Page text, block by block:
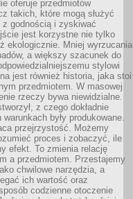
oferuje przedmiotów
takich, które mogą służyć
z godnością i zyskiwać
jest korzystne nie tylko
ekologicznie. Mniej wyrzucania
a większy szacunek do
stylowi
jest również historia, jaka stoi
przedmiotem. W masowej
rzeczy bywa niewidzialne.
z czego dokładnie
warunkach były produkowane.
przejrzystość. Możemy
proces i zobaczyć, ile
efekt. To zmienia relację
a przedmiotem. Przestajemy
chwilowe narzędzia, a
ich wartość oraz
codzienne otoczenie